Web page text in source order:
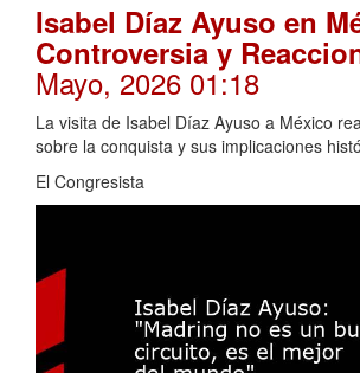
Isabel Díaz Ayuso en
Controversia y
Mayo, 2026 01:18
La visita de Isabel Díaz Ayuso a México
sobre la conquista y sus implicaciones
El Congresista